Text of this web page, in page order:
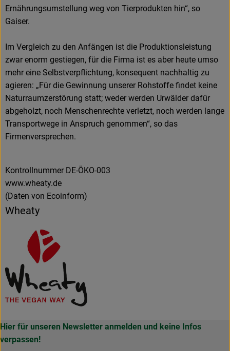
Ernährungsumstellung weg von Tierprodukten hin“, so
Gaiser.
Im Vergleich zu den Anfängen ist die Produktionsleistung
zwar enorm gestiegen, für die Firma ist es aber heute umso
mehr eine Selbstverpflichtung, konsequent nachhaltig zu
agieren: „Für die Gewinnung unserer Rohstoffe findet keine
Naturraumzerstörung statt; weder werden Urwälder dafür
abgeholzt, noch Menschenrechte verletzt, noch werden lange
Transportwege in Anspruch genommen“, so das
Firmenversprechen.
Kontrollnummer DE-ÖKO-003
www.wheaty.de
(Daten von Ecoinform)
Wheaty
Hier für unseren Newsletter anmelden und keine Infos
verpassen!